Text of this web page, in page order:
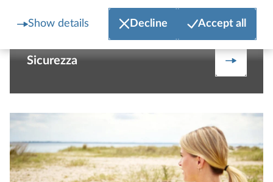
Show details Decline Accept all
Sicurezza